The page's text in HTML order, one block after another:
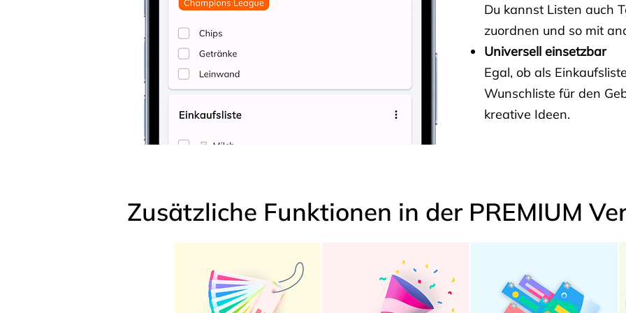
Du kannst Listen auch
zuordnen und so mit
Universell einsetzbar
Egal, ob als
Wunschliste für den
kreative Ideen.
Zusätzliche Funktionen in der PREMIUM